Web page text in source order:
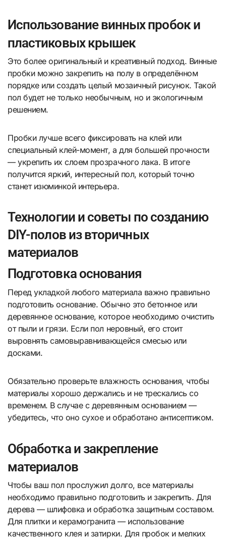
Использование винных пробок и
пластиковых крышек
Это более оригинальный и креативный подход. Винные
пробки можно закрепить на полу в определённом
порядке или создать целый мозаичный рисунок. Такой
пол будет не только необычным, но и экологичным
решением.
Пробки лучше всего фиксировать на клей или
специальный клей-момент, а для большей прочности
— укрепить их слоем прозрачного лака. В итоге
получится яркий, интересный пол, который точно
станет изюминкой интерьера.
Технологии и советы по созданию
DIY-полов из вторичных
материалов
Подготовка основания
Перед укладкой любого материала важно правильно
подготовить основание. Обычно это бетонное или
деревянное основание, которое необходимо очистить
от пыли и грязи. Если пол неровный, его стоит
выровнять самовыравнивающейся смесью или
досками.
Обязательно проверьте влажность основания, чтобы
материалы хорошо держались и не трескались со
временем. В случае с деревянным основанием —
убедитесь, что оно сухое и обработано антисептиком.
Обработка и закрепление
материалов
Чтобы ваш пол прослужил долго, все материалы
необходимо правильно подготовить и закрепить. Для
дерева — шлифовка и обработка защитным составом.
Для плитки и керамогранита — использование
качественного клея и затирки. Для пробок и мелких